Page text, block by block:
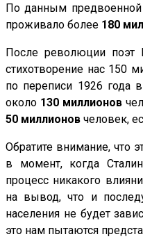
По данным предвоенной
проживало более 180
После революции поэт
стихотворение нас 150
по переписи 1926 года
около 130 миллионов
50 миллионов человек,
Обратите внимание, что
в момент, когда
процесс никакого
на вывод, что и
населения не будет
это нам пытаются